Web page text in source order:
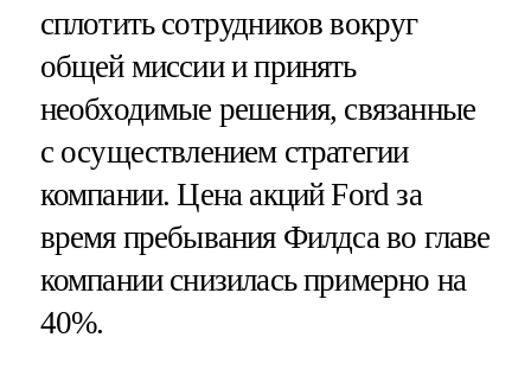
сплотить сотрудников вокруг
общей миссии и принять
необходимые решения, связанные
с осуществлением стратегии
компании. Цена акций Ford за
время пребывания Филдса во главе
компании снизилась примерно на
40%.